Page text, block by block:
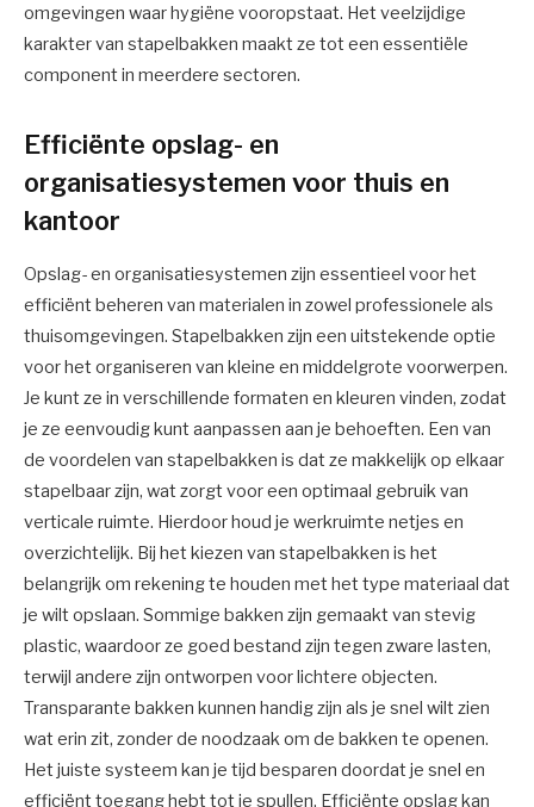
omgevingen waar hygiëne vooropstaat. Het veelzijdige
karakter van stapelbakken maakt ze tot een essentiële
component in meerdere sectoren.
Efficiënte opslag- en
organisatiesystemen voor thuis en
kantoor
Opslag- en organisatiesystemen zijn essentieel voor het
efficiënt beheren van materialen in zowel professionele als
thuisomgevingen. Stapelbakken zijn een uitstekende optie
voor het organiseren van kleine en middelgrote voorwerpen.
Je kunt ze in verschillende formaten en kleuren vinden, zodat
je ze eenvoudig kunt aanpassen aan je behoeften. Een van
de voordelen van stapelbakken is dat ze makkelijk op elkaar
stapelbaar zijn, wat zorgt voor een optimaal gebruik van
verticale ruimte. Hierdoor houd je werkruimte netjes en
overzichtelijk. Bij het kiezen van stapelbakken is het
belangrijk om rekening te houden met het type materiaal dat
je wilt opslaan. Sommige bakken zijn gemaakt van stevig
plastic, waardoor ze goed bestand zijn tegen zware lasten,
terwijl andere zijn ontworpen voor lichtere objecten.
Transparante bakken kunnen handig zijn als je snel wilt zien
wat erin zit, zonder de noodzaak om de bakken te openen.
Het juiste systeem kan je tijd besparen doordat je snel en
efficiënt toegang hebt tot je spullen. Efficiënte opslag kan